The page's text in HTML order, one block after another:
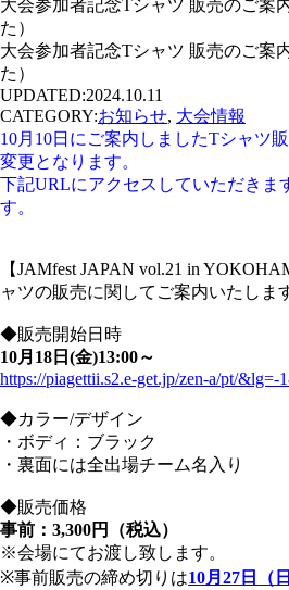
大会参加者記念Tシャツ 販売のご案
た）
大会参加者記念Tシャツ 販売のご案
た）
UPDATED:2024.10.11
CATEGORY:お知らせ, 大会情報
10月10日にご案内しましたTシャツ
変更となります。
下記URLにアクセスしていただきま
す。
【JAMfest JAPAN vol.21 in
ャツの販売に関してご案内いたしま
◆販売開始日時
10月18 日 (金)13:00～
https://piagettii.s2.e-get.jp/zen-a/pt/&lg=-
◆カラー/デザイン
・ボディ：ブラック
・裏面には全出場チーム名入り
◆販売価格
事前： 3,300円（税込）
※会場にてお渡し致します。
※事前販売の締め切りは10月27 日（